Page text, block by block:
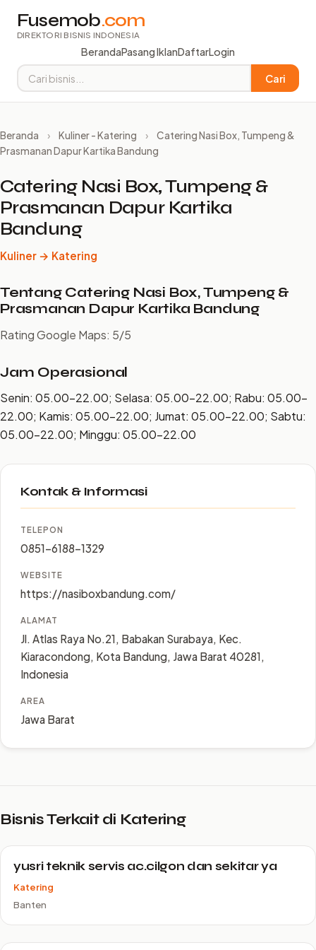
Fusemob.com
DIREKTORI BISNIS INDONESIA
BerandaPasang IklanDaftarLogin
Cari
Beranda › Kuliner - Katering ›
Catering Nasi Box, Tumpeng &
Prasmanan Dapur Kartika Bandung
Catering Nasi Box, Tumpeng &
Prasmanan Dapur Kartika
Bandung
Kuliner → Katering
Tentang Catering Nasi Box, Tumpeng &
Prasmanan Dapur Kartika Bandung
Rating Google Maps: 5/5
Jam Operasional
Senin: 05.00–22.00; Selasa: 05.00–22.00; Rabu: 05.00–
22.00; Kamis: 05.00–22.00; Jumat: 05.00–22.00; Sabtu:
05.00–22.00; Minggu: 05.00–22.00
Kontak & Informasi
TELEPON
0851-6188-1329
WEBSITE
https://nasiboxbandung.com/
ALAMAT
Jl. Atlas Raya No.21, Babakan Surabaya, Kec.
Kiaracondong, Kota Bandung, Jawa Barat 40281,
Indonesia
AREA
Jawa Barat
Bisnis Terkait di Katering
yusri teknik servis ac.cilgon dan sekitar ya
Katering
Banten